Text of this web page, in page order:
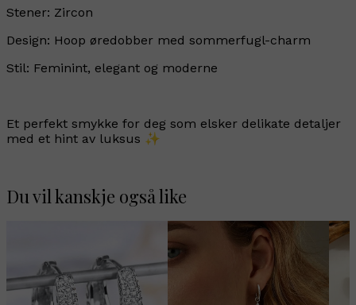
Stener: Zircon
Design: Hoop øredobber med sommerfugl-charm
Stil: Feminint, elegant og moderne
Et perfekt smykke for deg som elsker delikate detaljer
med et hint av luksus ✨
Du vil kanskje også like